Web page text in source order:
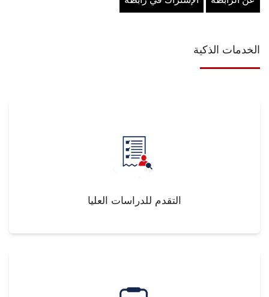
الخدمات الذكية
التقدم للدراسات العليا